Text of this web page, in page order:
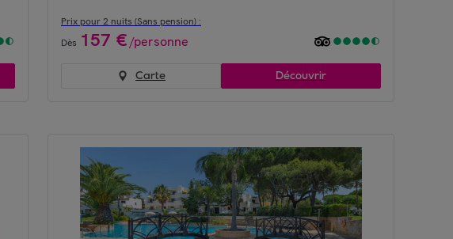
Prix pour 2 nuits (Sans pension) :
Dès 157 €/personne
Carte Découvrir